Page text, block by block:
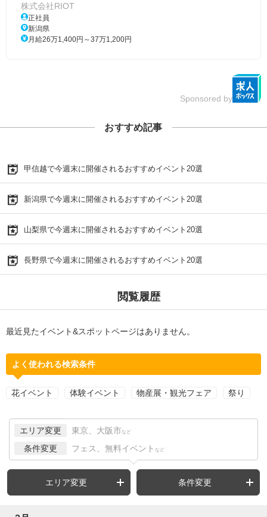
株式会社RIOT
正社員
新潟県
月給26万1,400円～37万1,200円
Sponsored by
おすすめ記事
甲信越で今週末に開催されるおすすめイベント20選
新潟県で今週末に開催されるおすすめイベント20選
山梨県で今週末に開催されるおすすめイベント20選
長野県で今週末に開催されるおすすめイベント20選
閲覧履歴
最近見たイベント&スポットページはありません。
よく使われる検索条件
花イベント 体験イベント 物産展・観光フェア 祭り
エリア変更 東京、大阪市 など
条件変更 フェス、無料イベント など
エリア変更 条件変更